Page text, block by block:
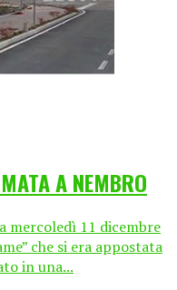
A NEMBRO
mercoledì 11 dicembre
che si era appostata
in una...